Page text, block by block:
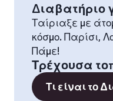
Διαβατήριο
Ταίριαξε με
κόσμο. Παρίσι,
Πάμε!
Τρέχουσα
Τι είναι το